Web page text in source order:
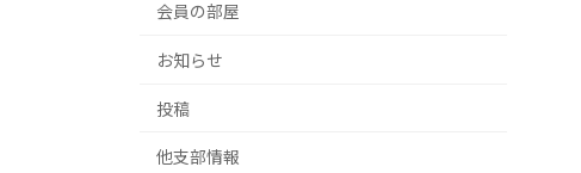
会員の部屋
お知らせ
投稿
他支部情報